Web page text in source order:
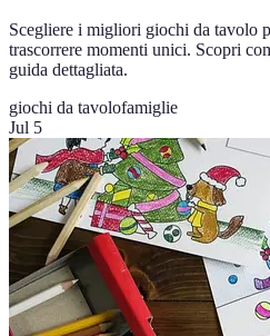
Scegliere i migliori giochi da tavolo
trascorrere momenti unici. Scopri
guida dettagliata.
giochi da tavolofamiglie
Jul 5